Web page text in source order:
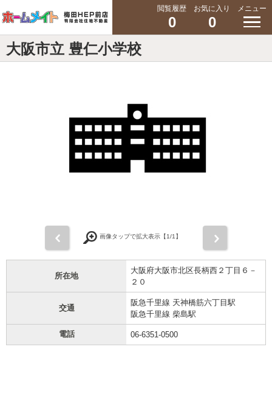
閲覧履歴
0
お気に入り
0
メニュー
大阪市立 豊仁小学校
画像タップで拡大表示【1/1】
所在地
大阪府大阪市北区長柄西２丁目６－
２０
交通
阪急千里線 天神橋筋六丁目駅
阪急千里線 柴島駅
電話 06-6351-0500